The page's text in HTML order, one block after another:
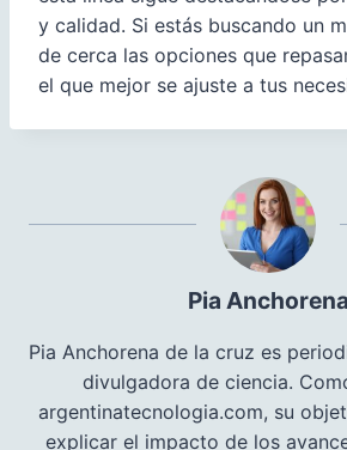
y calidad. Si estás buscando un
de cerca las opciones que
el que mejor se ajuste a tus
Pia Anchorena
Pia Anchorena de la cruz es
divulgadora de ciencia.
argentinatecnologia.com, su
explicar el impacto de los